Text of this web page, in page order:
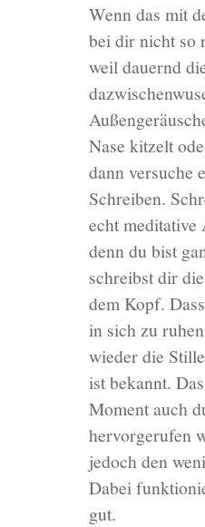
Wenn das mit
bei dir nicht so
weil dauernd
Nase kitzelt
dann versuche
Schreiben.
echt meditative
denn du bist
schreibst dir
dem Kopf.
in sich zu
wieder die
ist bekannt.
Moment auch
hervorgerufen
jedoch den
Dabei
gut.